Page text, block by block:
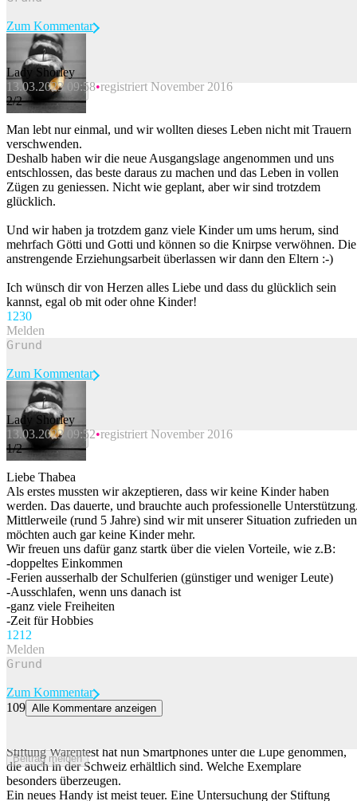
Beitrag melden
Zum Kommentar
Lady Shorley
13.03.2023 09:58 registriert November 2016
2/2
Man lebt nur einmal, und wir wollten dieses Leben nicht mit Trauern
verschwenden.
Deshalb haben wir die neue Ausgangslage angenommen und uns
entschlossen, das beste daraus zu machen und das Leben in vollen
Zügen zu geniessen. Nicht wie geplant, aber wir sind trotzdem
glücklich.
Und wir haben ja trotzdem ganz viele Kinder um ums herum, sind
mehrfach Götti und Gotti und können so die Knirpse verwöhnen. Die
anstrengende Erziehungsarbeit überlassen wir dann den Eltern :-)
Ich wünsch dir von Herzen alles Liebe und dass du glücklich sein
kannst, egal ob mit oder ohne Kinder!
1230
Melden
Beitrag melden
Zum Kommentar
Lady Shorley
13.03.2023 09:52 registriert November 2016
1/2
Liebe Thabea
Als erstes mussten wir akzeptieren, dass wir keine Kinder haben
werden. Das dauerte, und brauchte auch professionelle
Mittlerweile (rund 5 Jahre) sind wir mit unserer Situation zufrieden
möchten auch gar keine Kinder mehr.
Wir freuen uns dafür ganz startk über die vielen Vorteile, wie z.B:
-doppeltes Einkommen
-Ferien ausserhalb der Schulferien (günstiger und weniger Leute)
-Ausschlafen, wenn uns danach ist
-ganz viele Freiheiten
-Zeit für Hobbies
121 2
Melden
Beitrag melden
Zum Kommentar
109 Alle Kommentare anzeigen
Stiftung Warentest hat nun Smartphones unter die Lupe genommen,
die auch in der Schweiz erhältlich sind. Welche Exemplare
besonders überzeugen.
Ein neues Handy ist meist teuer. Eine Untersuchung der Stiftung